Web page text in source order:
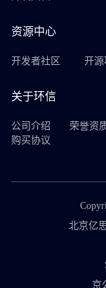
资源中心
开发者社区 开源
关于环信
公司介绍 荣誉资
购买协议
北京亿
京